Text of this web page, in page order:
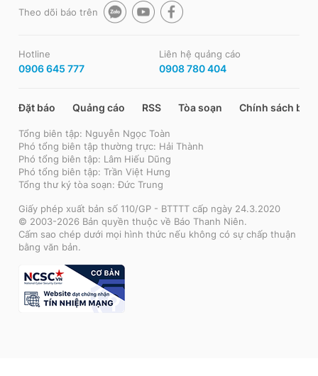
Theo dõi báo trên
Hotline
0906 645 777
Liên hệ quảng cáo
0908 780 404
Đặt báo Quảng cáo RSS Tòa soạn Chính sách bảo
Tổng biên tập: Nguyễn Ngọc Toàn
Phó tổng biên tập thường trực: Hải Thành
Phó tổng biên tập: Lâm Hiếu Dũng
Phó tổng biên tập: Trần Việt Hưng
Tổng thư ký tòa soạn: Đức Trung
Giấy phép xuất bản số 110/GP - BTTTT cấp ngày 24.3.2020
© 2003-2026 Bản quyền thuộc về Báo Thanh Niên.
Cấm sao chép dưới mọi hình thức nếu không có sự chấp thuận
bằng văn bản.